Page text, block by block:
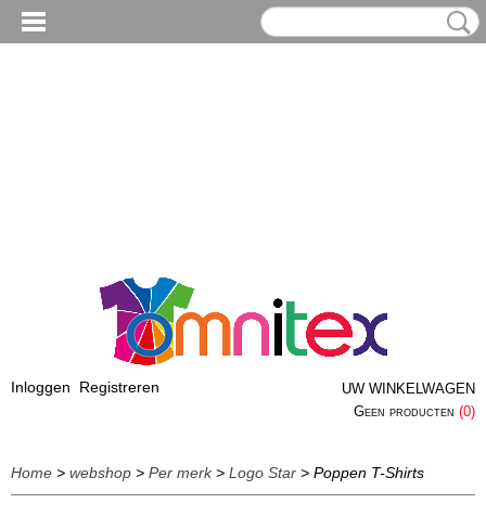
Inloggen Registreren
UW WINKELWAGEN
Geen producten (0)
Home > webshop > Per merk> Logo Star > Poppen T-Shirts